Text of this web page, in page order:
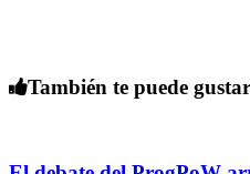
También te puede gustar